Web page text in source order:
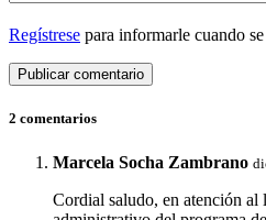
Regístrese para informarle cuando
2 comentarios
Marcela Socha Zambrano
Cordial saludo, en atención al